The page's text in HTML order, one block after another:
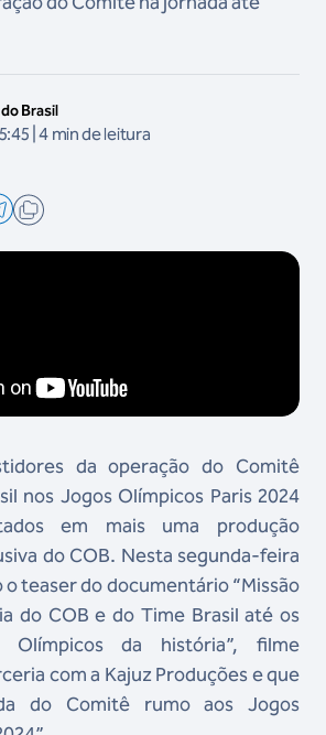
Brasil
| 4 min de leitura
da operação do Comitê
nos Jogos Olímpicos Paris 2024
em mais uma produção
do COB. Nesta segunda-feira
o teaser do documentário “Missão
do COB e do Time Brasil até os
Olímpicos da história”, filme
com a Kajuz Produções e que
do Comitê rumo aos Jogos